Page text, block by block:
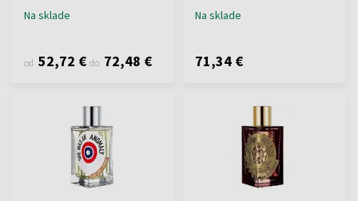
Na sklade
od 52,72 € do 72,48 €
Na sklade
71,34 €